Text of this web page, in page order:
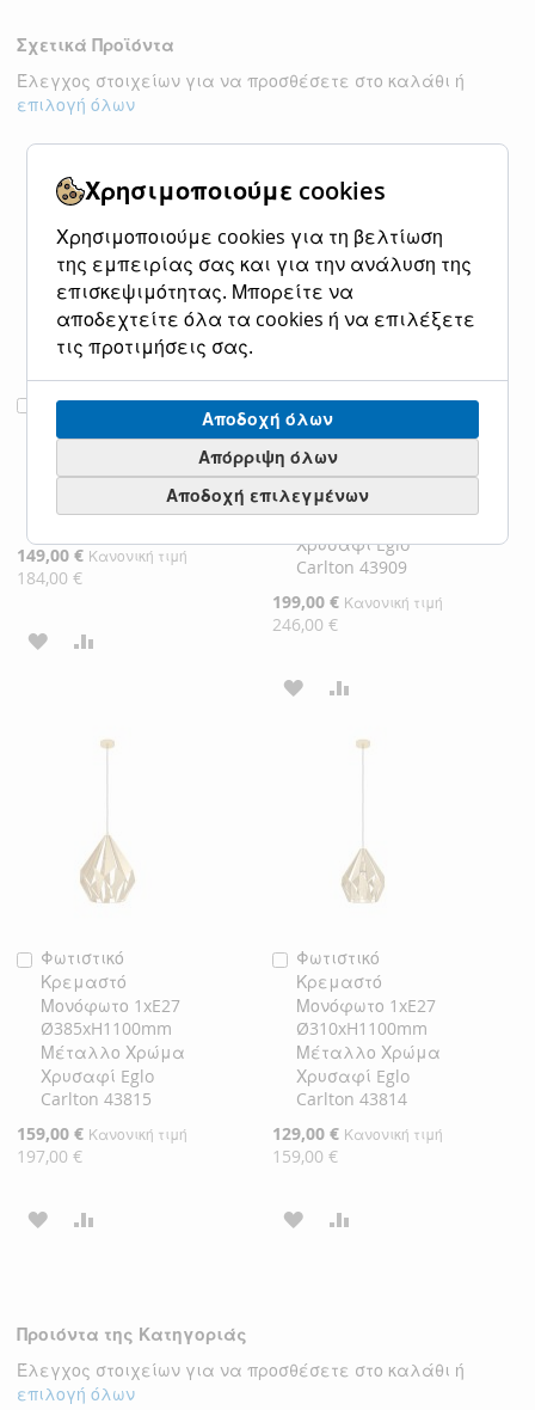
Σχετικά Προϊόντα
Έλεγχος στοιχείων για να προσθέσετε στο καλάθι ή
επιλογή όλων
Φωτιστικό Οροφής
Μέταλλο Χρώμα
Carlton 43908
Ειδική
Τιμή
149,00 € Κανονική τιμή
184,00 €
Προσθήκη
ΠΡΟΣΘΉΚΗ
Φωτιστικό
Κρεμαστό
Τρίφωτο Ράγα
3xE27
L805xH1100mm
Μέταλλο Χρώμα
Χρυσαφί Eglo
Carlton 43909
Ειδική
Τιμή
199,00 € Κανονική τιμή
246,00 €
Προσθήκη
στο
Καλάθι
ΠΡΟΣΘΉΚΗ
Φωτιστικό
Κρεμαστό
Μονόφωτο 1xE27
Ø385xH1100mm
Μέταλλο Χρώμα
Χρυσαφί Eglo
Carlton 43815
Ειδική
Τιμή
159,00 € Κανονική τιμή
197,00 €
Προσθήκη
στο
Καλάθι
ΠΡΟΣΘΉΚΗ
ΕΠΙΘΥΜΙΏΝ
Φωτιστικό
Κρεμαστό
Μονόφωτο 1xE27
Ø310xH1100mm
Μέταλλο Χρώμα
Χρυσαφί Eglo
Carlton 43814
Ειδική
Τιμή
129,00 € Κανονική τιμή
159,00 €
Προσθήκη
στο
Καλάθι
ΠΡΟΣΘΉΚΗ
Προιόντα της Κατηγοριάς
Έλεγχος στοιχείων για να προσθέσετε στο καλάθι ή
επιλογή όλων
Χρησιμοποιούμε cookies
Χρησιμοποιούμε cookies για τη βελτίωση
της εμπειρίας σας και για την ανάλυση της
επισκεψιμότητας. Μπορείτε να
αποδεχτείτε όλα τα cookies ή να επιλέξετε
τις προτιμήσεις σας.
Αποδοχή όλων
Απόρριψη όλων
Αποδοχή επιλεγμένων